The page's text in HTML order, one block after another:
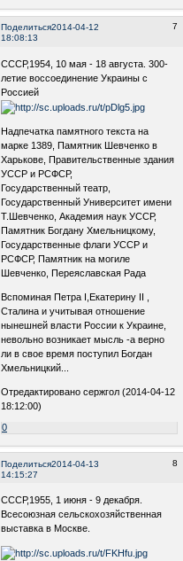
Поделиться 7
2014-04-12
18:08:13
СССР,1954, 10 мая - 18 августа. 300-
летие воссоединение Украины с
Россией
Надпечатка памятного текста на
марке 1389, Памятник Шевченко в
Харькове, Правительственные здания
УССР и РСФСР,
Государственный театр,
Государственный Университет имени
Т.Шевченко, Академия наук УССР,
Памятник Богдану Хмельницкому,
Государственные флаги УССР и
РСФСР, Памятник на могиле
Шевченко, Переяславская Рада
Вспоминая Петра I,Екатерину II ,
Сталина и учитывая отношение
нынешней власти России к Украине,
невольно возникает мысль -а верно
ли в свое время поступил Богдан
Хмельницкий...
Отредактировано сержгол (2014-04-12
18:12:00)
0
Поделиться 8
2014-04-13
14:15:27
СССР,1955, 1 июня - 9 декабря.
Всесоюзная сельскохозяйственная
выставка в Москве.